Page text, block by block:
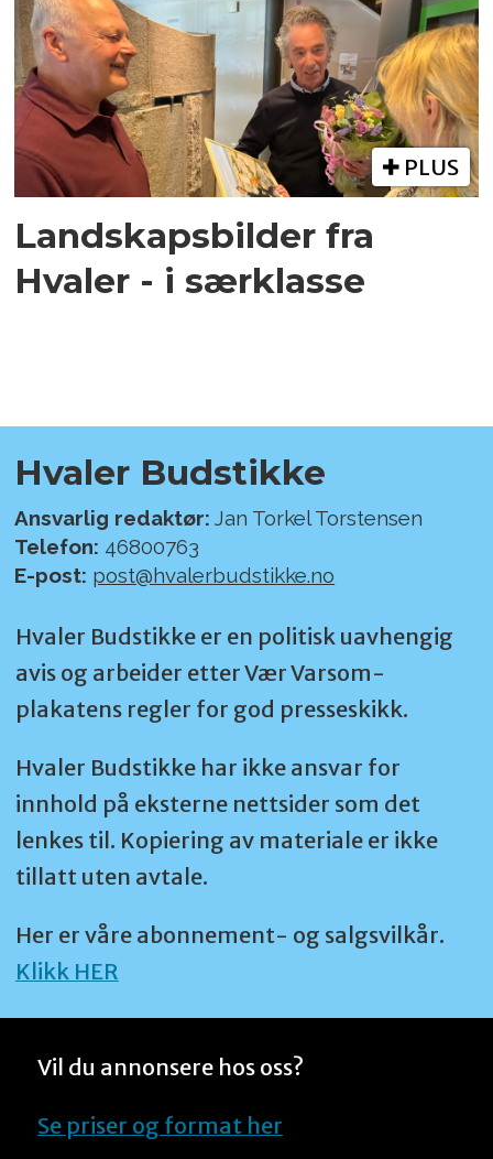
PLUS
Landskapsbilder fra
Hvaler - i særklasse
Hvaler Budstikke
Ansvarlig redaktør: Jan Torkel Torstensen
Telefon: 46800763
E-post: post@hvalerbudstikke.no
Hvaler Budstikke er en politisk uavhengig
avis og arbeider etter Vær Varsom-
plakatens regler for god presseskikk.
Hvaler Budstikke har ikke ansvar for
innhold på eksterne nettsider som det
lenkes til. Kopiering av materiale er ikke
tillatt uten avtale.
Her er våre abonnement- og salgsvilkår.
Klikk HER
Vil du annonsere hos oss?
Se priser og format her